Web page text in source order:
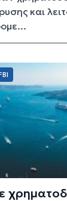
και